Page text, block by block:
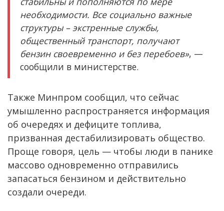
необходимости. Все социально важные
структуры – экстренные службы,
общественный транспорт, получают
бензин своевременно и без перебоев», —
сообщили в министерстве.
Также Минпром сообщил, что сейчас
умышленно распространяется информация
об очередях и дефиците топлива,
призванная дестабилизировать общество.
Проще говоря, цель — чтобы люди в панике
массово одновременно отправились
запасаться бензином и действительно
создали очереди.